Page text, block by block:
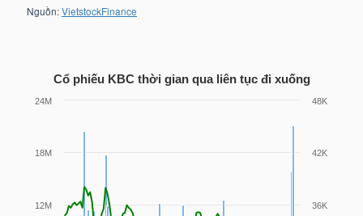
Cổ phiếu KBCthời gian qua liên tục đi xuống
XUẤT
Ngành
VS-